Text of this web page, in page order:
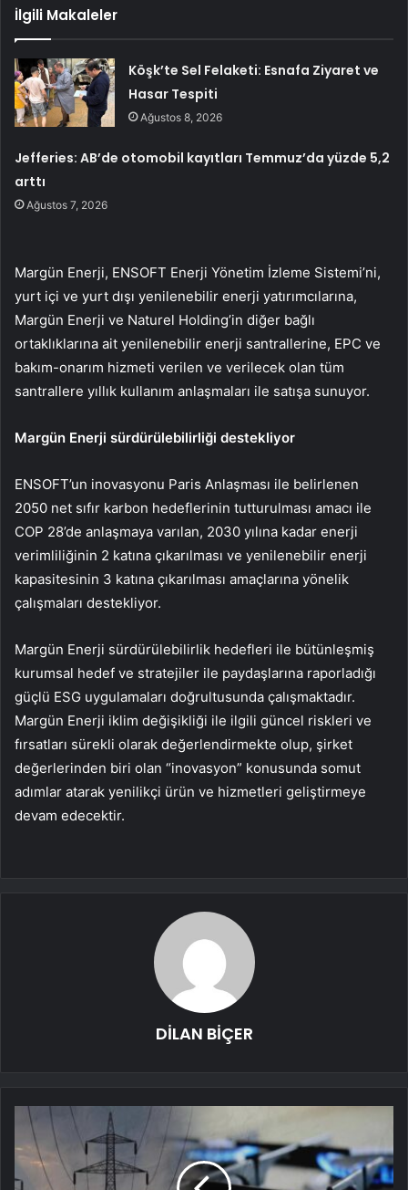
İlgili Makaleler
Köşk’te Sel Felaketi: Esnafa Ziyaret ve
Hasar Tespiti
Ağustos 8, 2026
Jefferies: AB’de otomobil kayıtları Temmuz’da yüzde 5,2
arttı
Ağustos 7, 2026
Margün Enerji, ENSOFT Enerji Yönetim İzleme Sistemi’ni,
yurt içi ve yurt dışı yenilenebilir enerji yatırımcılarına,
Margün Enerji ve Naturel Holding’in diğer bağlı
ortaklıklarına ait yenilenebilir enerji santrallerine, EPC ve
bakım-onarım hizmeti verilen ve verilecek olan tüm
santrallere yıllık kullanım anlaşmaları ile satışa sunuyor.
Margün Enerji sürdürülebilirliği destekliyor
ENSOFT’un inovasyonu Paris Anlaşması ile belirlenen
2050 net sıfır karbon hedeflerinin tutturulması amacı ile
COP 28’de anlaşmaya varılan, 2030 yılına kadar enerji
verimliliğinin 2 katına çıkarılması ve yenilenebilir enerji
kapasitesinin 3 katına çıkarılması amaçlarına yönelik
çalışmaları destekliyor.
Margün Enerji sürdürülebilirlik hedefleri ile bütünleşmiş
kurumsal hedef ve stratejiler ile paydaşlarına raporladığı
güçlü ESG uygulamaları doğrultusunda çalışmaktadır.
Margün Enerji iklim değişikliği ile ilgili güncel riskleri ve
fırsatları sürekli olarak değerlendirmekte olup, şirket
değerlerinden biri olan “inovasyon” konusunda somut
adımlar atarak yenilikçi ürün ve hizmetleri geliştirmeye
devam edecektir.
DİLAN BİÇER